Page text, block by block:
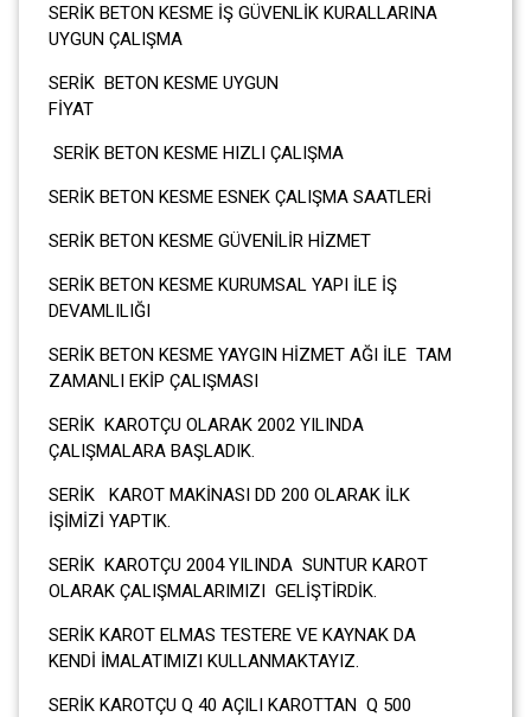
SERİK BETON KESME İŞ GÜVENLİK KURALLARINA
UYGUN ÇALIŞMA
SERİK BETON KESME UYGUN
SERİK BETON KESME HIZLI ÇALIŞMA
SERİK BETON KESME ESNEK ÇALIŞMA SAATLERİ
SERİK BETON KESME GÜVENİLİR HİZMET
SERİK BETON KESME KURUMSAL YAPI İLE İŞ
DEVAMLILIĞI
SERİK BETON KESME YAYGIN HİZMET AĞI İLE TAM
ZAMANLI EKİP ÇALIŞMASI
SERİK KAROTÇU OLARAK 2002 YILINDA
ÇALIŞMALARA BAŞLADIK.
SERİK KAROT MAKİNASI DD 200 OLARAK İLK
İŞİMİZİ YAPTIK.
SERİK KAROTÇU 2004 YILINDA SUNTUR KAROT
OLARAK ÇALIŞMALARIMIZI GELİŞTİRDİK.
SERİK KAROT ELMAS TESTERE VE KAYNAK DA
KENDİ İMALATIMIZI KULLANMAKTAYIZ.
SERİK KAROTÇU Q 40 AÇILI KAROTTAN Q 500